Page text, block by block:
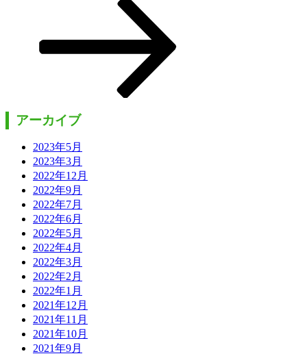
アーカイブ
2023年5月
2023年3月
2022年12月
2022年9月
2022年7月
2022年6月
2022年5月
2022年4月
2022年3月
2022年2月
2022年1月
2021年12月
2021年11月
2021年10月
2021年9月